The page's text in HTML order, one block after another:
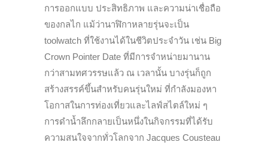
การออกแบบ ประสิทธิภาพ และความน่าเชื่อถือ
ของกลไก แม้ว่านาฬิกาหลายรุ่นจะเป็น
toolwatch ที่ใช้งานได้ในชีวิตประจำวัน เช่น Big
Crown Pointer Date ที่มีการจำหน่ายมานาน
กว่าสามทศวรรษแล้ว ณ เวลานั้น บางรุ่นก็ถูก
สร้างสรรค์ขึ้นสำหรับคนรุ่นใหม่ ที่กำลังมองหา
โอกาสในการท่องเที่ยวและไลฟ์สไตล์ใหม่ ๆ
การดำน้ำลึกกลายเป็นหนึ่งในกิจกรรมที่ได้รับ
ความสนใจจากทั่วโลกจาก Jacques Cousteau